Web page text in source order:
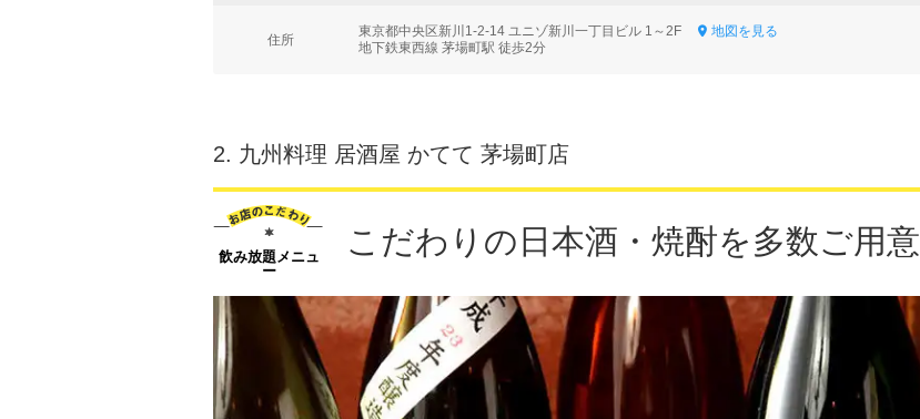
住所
東京都中央区新川1-2-14 ユニゾ新川一丁目ビル 1～2F
地図を見る
地下鉄東西線 茅場町駅 徒歩2分
2. 九州料理 居酒屋 かてて 茅場町店
飲み放題メニュ
ー
こだわりの日本酒・焼酎を多数ご用意